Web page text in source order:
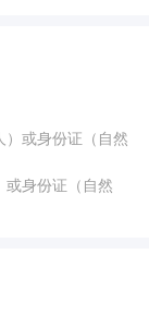
或身份证（自然
身份证（自然